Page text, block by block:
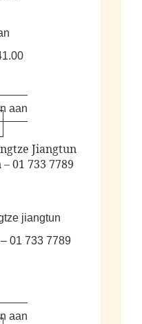
aan
jiangtun
01 733 7789
aan